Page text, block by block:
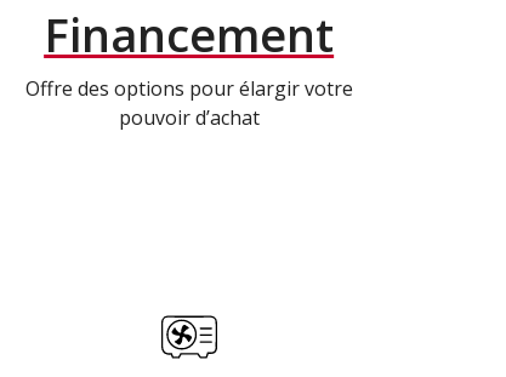
Financement
Offre des options pour élargir votre
pouvoir d’achat